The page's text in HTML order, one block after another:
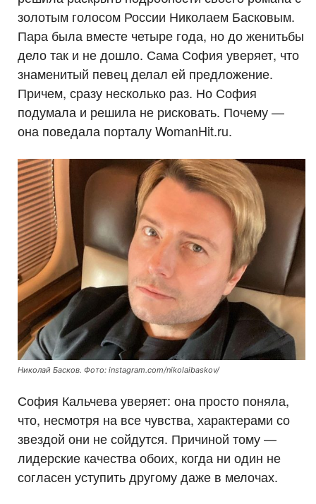
золотым голосом России Николаем Басковым.
Пара была вместе четыре года, но до женитьбы
дело так и не дошло. Сама София уверяет, что
знаменитый певец делал ей предложение.
Причем, сразу несколько раз. Но София
подумала и решила не рисковать. Почему —
она поведала порталу WomanHit.ru.
Николай Басков. Фото: instagram.com/nikolaibaskov/
София Кальчева уверяет: она просто поняла,
что, несмотря на все чувства, характерами со
звездой они не сойдутся. Причиной тому —
лидерские качества обоих, когда ни один не
согласен уступить другому даже в мелочах.